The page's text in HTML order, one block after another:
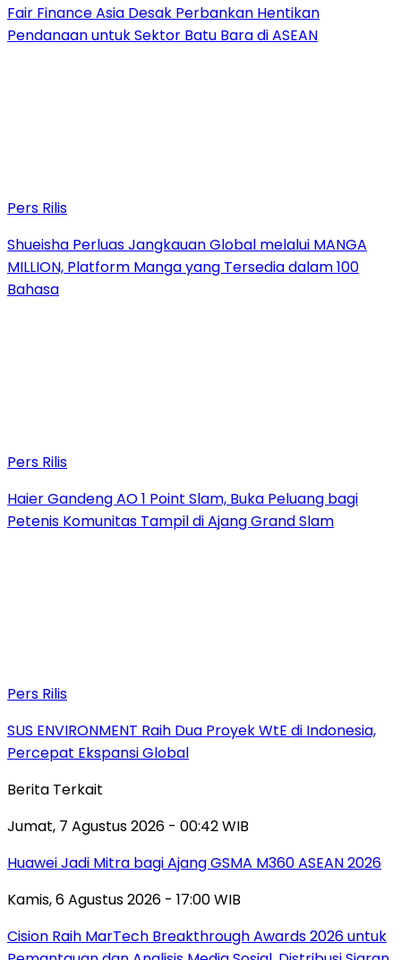
Fair Finance Asia Desak Perbankan Hentikan
Pendanaan untuk Sektor Batu Bara di ASEAN
Pers Rilis
Shueisha Perluas Jangkauan Global melalui MANGA
MILLION, Platform Manga yang Tersedia dalam 100
Bahasa
Pers Rilis
Haier Gandeng AO 1 Point Slam, Buka Peluang bagi
Petenis Komunitas Tampil di Ajang Grand Slam
Pers Rilis
SUS ENVIRONMENT Raih Dua Proyek WtE di Indonesia,
Percepat Ekspansi Global
Berita Terkait
Jumat, 7 Agustus 2026 - 00:42 WIB
Huawei Jadi Mitra bagi Ajang GSMA M360 ASEAN 2026
Kamis, 6 Agustus 2026 - 17:00 WIB
Cision Raih MarTech Breakthrough Awards 2026 untuk